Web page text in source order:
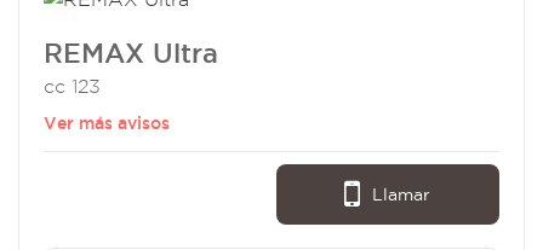
REMAX Ultra
cc 123
Ver más avisos
Llamar